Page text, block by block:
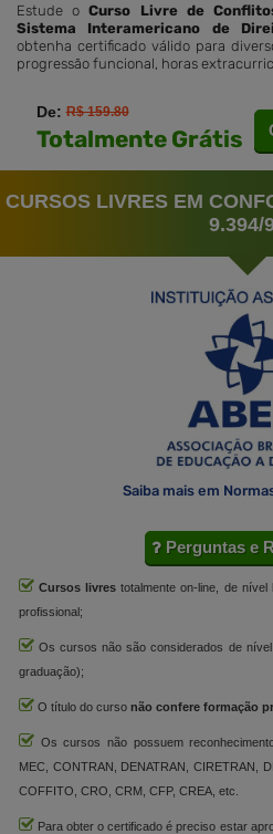
Estude oCurso Livre de
Sistema Interamericano de
obtenha certificado válido para
progressão funcional, horas
De:R$ 159.80
Totalmente Grátis
CURSOS LIVRES EM
9.394/
Saiba mais em
Perguntas e
Cursos livres totalmente on-line, de nível
profissional;
Os cursos não são considerados de
graduação);
O título do curso não confere formação
Os cursos não possuem
MEC, CONTRAN, DENATRAN, CIRETRAN,
COFFITO, CRO, CRM, CFP, CREA, etc.
Para obter o certificado é preciso estar